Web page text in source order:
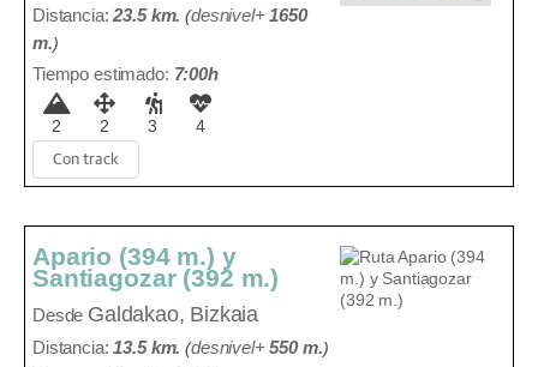
Distancia:23.5 km. (desnivel+1650
m.)
Tiempo estimado: 7:00h
2 2 3 4
Con track
Apario (394 m.) y
Santiagozar (392 m.)
Desde Galdakao, Bizkaia
Distancia:13.5 km. (desnivel+550 m.)